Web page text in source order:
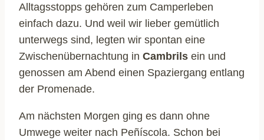
Alltagsstopps gehören zum Camperleben
einfach dazu. Und weil wir lieber gemütlich
unterwegs sind, legten wir spontan eine
Zwischenübernachtung in Cambrils ein und
genossen am Abend einen Spaziergang entlang
der Promenade.
Am nächsten Morgen ging es dann ohne
Umwege weiter nach Peñíscola. Schon bei